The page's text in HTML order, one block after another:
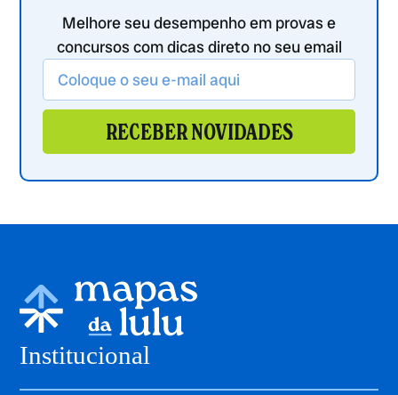
Melhore seu desempenho em provas e
concursos com dicas direto no seu email
RECEBER NOVIDADES
Institucional